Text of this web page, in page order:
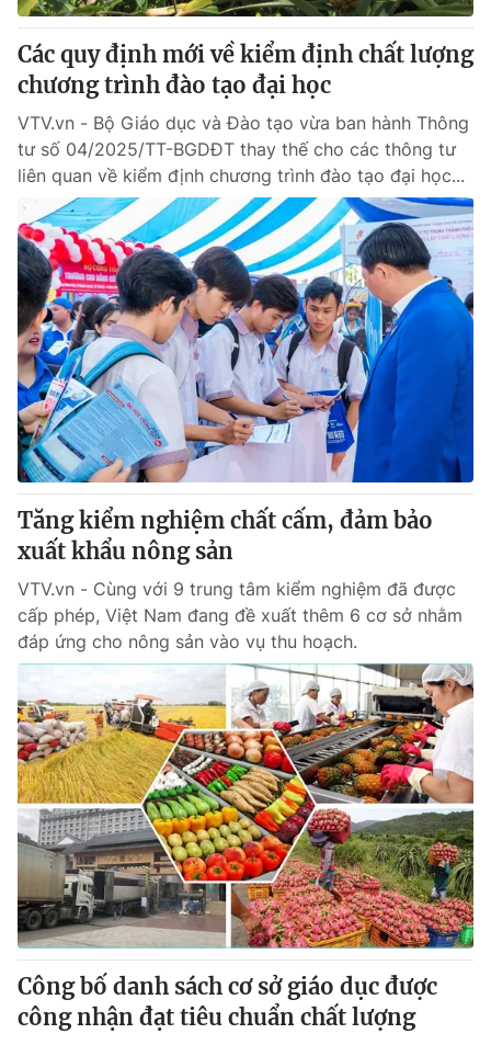
Các quy định mới về kiểm định chất lượng
chương trình đào tạo đại học
VTV.vn - Bộ Giáo dục và Đào tạo vừa ban hành Thông
tư số 04/2025/TT-BGDĐT thay thế cho các thông tư
liên quan về kiểm định chương trình đào tạo đại học...
Tăng kiểm nghiệm chất cấm, đảm bảo
xuất khẩu nông sản
VTV.vn - Cùng với 9 trung tâm kiểm nghiệm đã được
cấp phép, Việt Nam đang đề xuất thêm 6 cơ sở nhằm
đáp ứng cho nông sản vào vụ thu hoạch.
Công bố danh sách cơ sở giáo dục được
công nhận đạt tiêu chuẩn chất lượng